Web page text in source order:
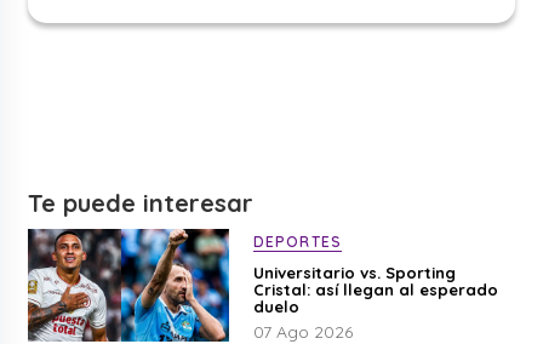
Te puede interesar
DEPORTES
Universitario vs. Sporting
Cristal: así llegan al esperado
duelo
07 Ago 2026